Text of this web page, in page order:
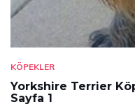
KÖPEKLER
Yorkshire Terrier
Sayfa 1